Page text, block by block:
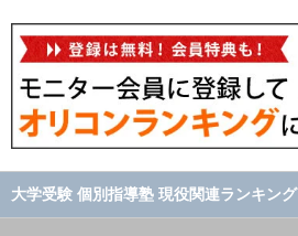
大学受験 個別指導塾 現役関連ランキング